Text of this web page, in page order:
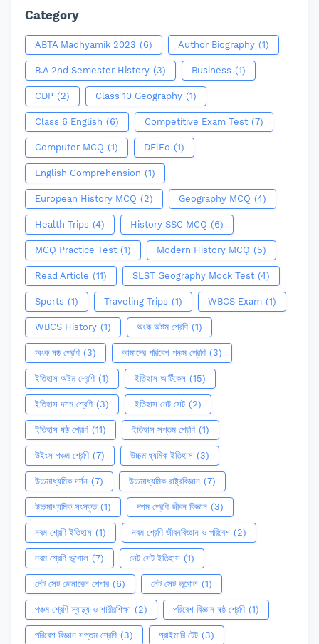
Category
ABTA Madhyamik 2023 (6) Author Biography (1)
B.A 2nd Semester History (3) Business (1)
CDP (2) Class 10 Geography (1)
Class 6 English (6) Competitive Exam Test (7)
Computer MCQ (1) DElEd (1)
English Comprehension (1)
European History MCQ (2) Geography MCQ (4)
Health Trips (4) History SSC MCQ (6)
MCQ Practice Test (1) Modern History MCQ (5)
Read Article (11) SLST Geography Mock Test (4)
Sports (1) Traveling Trips (1) WBCS Exam (1)
WBCS History (1) অংক অষ্টম শ্রেণি (1)
অংক ষষ্ঠ শ্রেণি (3) আমাদের পরিবেশ পঞ্চম শ্রেণি (3)
ইতিহাস অষ্টম শ্রেণি (1) ইতিহাস আর্টিকেল (15)
ইতিহাস দশম শ্রেণি (3) ইতিহাস নেট সেট (2)
ইতিহাস ষষ্ঠ শ্রেণি (11) ইতিহাস সপ্তম শ্রেণি (1)
উইংস পঞ্চম শ্রেণি (7) উচ্চমাধ্যমিক ইতিহাস (3)
উচ্চমাধ্যমিক দর্শন (7) উচ্চমাধ্যমিক রাষ্ট্রবিজ্ঞান (7)
উচ্চমাধ্যমিক সংস্কৃত (1) দশম শ্রেণি জীবন বিজ্ঞান (3)
নবম শ্রেণি ইতিহাস (1) নবম শ্রেণি জীবনবিজ্ঞান ও পরিবেশ (2)
নবম শ্রেণি ভূগোল (7) নেট সেট ইতিহাস (1)
নেট সেট জেনারেল পেপার (6) নেট সেট ভূগোল (1)
পঞ্চম শ্রেণি স্বাস্থ্য ও শারীরশিক্ষা (2) পরিবেশ বিজ্ঞান ষষ্ঠ শ্রেণি (1)
পরিবেশ বিজ্ঞান সপ্তম শ্রেণি (3) প্রাইমারি টেট (3)